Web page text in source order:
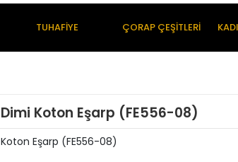
TUHAFİYE ÇORAP ÇEŞİTLERİ
Koton Eşarp (FE556-08)
Eşarp (FE556-08)